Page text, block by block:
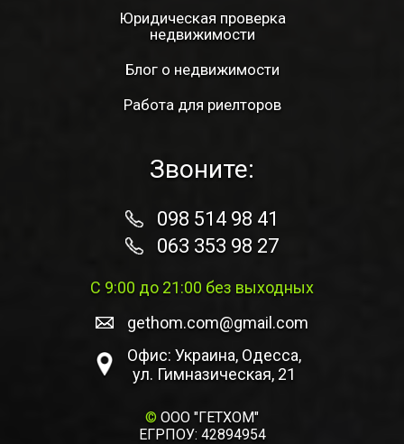
Юридическая проверка
недвижимости
Блог о недвижимости
Работа для риелторов
Звоните:
098 514 98 41
063 353 98 27
С 9:00 до 21:00 без выходных
gethom.com@gmail.com
Офис: Украина, Одесса,
ул. Гимназическая, 21
© ООО "ГЕТХОМ"
ЕГРПОУ: 42894954